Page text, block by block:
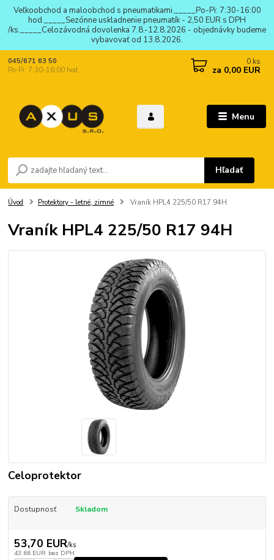
Veľkoobchod a maloobchod s pneumatikami._____Po-Pi: 7:30-16:00
hod._____Sezónne uskladnenie pneumatík - 2,50 EUR s DPH
/ks._____Celozávodná dovolenka 7.8.-12.8.2026 - objednávky budeme
vybavovať od 13.8.2026.
Menu
Hľadať
045/671 63 50
Po-Pi: 7:30-16:00 hod.
0 ks
za 0,00 EUR
Úvod Protektory - letné, zimné Vraník HPL4 225/50 R17 94H
Vraník HPL4 225/50 R17 94H
Celoprotektor
Dostupnosť Skladom
53,70 EUR/ks
43,66 EUR bez DPH